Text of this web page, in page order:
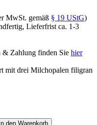
MwSt. gemäß § 19 UStG)
Lieferfrist ca. 1-3
& Zahlung finden Sie hier
mit drei Milchopalen filigran